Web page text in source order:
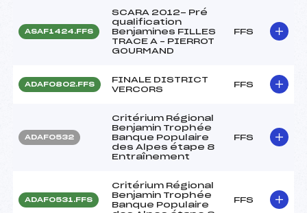
ASAF1424.FFS
SCARA 2012- Pré
qualification
Benjamines FILLES
TRACE A – PIERROT
GOURMAND
FFS
ADAF0802.FFS
FINALE DISTRICT
VERCORS
FFS
ADAF0532
Critérium Régional
Benjamin Trophée
Banque Populaire
des Alpes étape 8
Entraînement
FFS
ADAF0531.FFS
Critérium Régional
Benjamin Trophée
Banque Populaire
FFS